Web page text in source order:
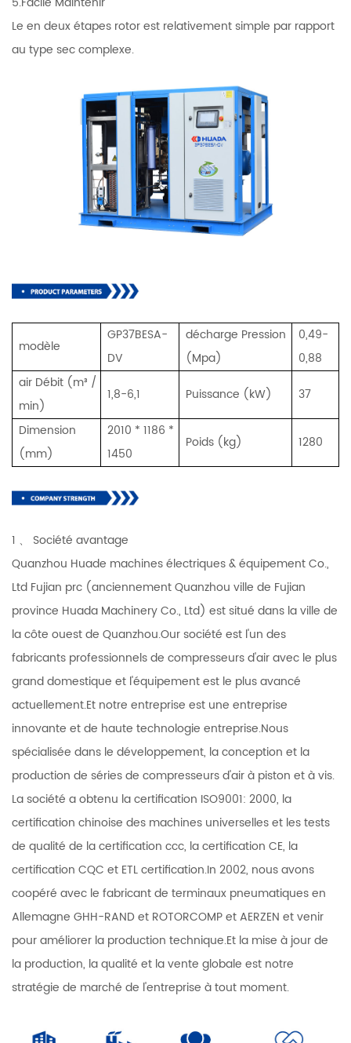
Le en deux étapes rotor est relativement simple par rapport
au type sec complexe.
modèle
GP37BESA-
DV
décharge Pression
(Mpa)
0,49-
0,88
air Débit (m³ /
min)
1,8-6,1 Puissance (kW)
37
Dimension
(mm)
2010 * 1186 *
1450
Poids (kg) 1280
1 、 Société avantage
Quanzhou Huade machines électriques & équipement Co.,
Ltd Fujian prc (anciennement Quanzhou ville de Fujian
province Huada Machinery Co., Ltd) est situé dans la ville de
la côte ouest de Quanzhou.Our société est l'un des
fabricants professionnels de compresseurs d'air avec le plus
grand domestique et l'équipement est le plus avancé
actuellement.Et notre entreprise est une entreprise
innovante et de haute technologie entreprise.Nous
spécialisée dans le développement, la conception et la
production de séries de compresseurs d'air à piston et à vis.
La société a obtenu la certification ISO9001: 2000, la
certification chinoise des machines universelles et les tests
de qualité de la certification ccc, la certification CE, la
certification CQC et ETL certification.In 2002, nous avons
coopéré avec le fabricant de terminaux pneumatiques en
Allemagne GHH-RAND et ROTORCOMP et AERZEN et venir
pour améliorer la production technique.Et la mise à jour de
la production, la qualité et la vente globale est notre
stratégie de marché de l'entreprise à tout moment.